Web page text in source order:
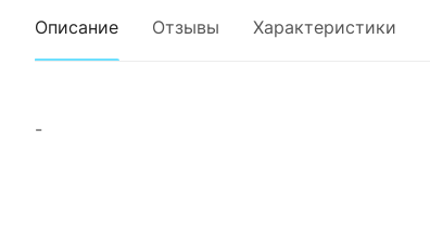
Описание Отзывы Характеристики
-